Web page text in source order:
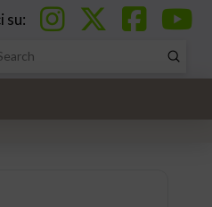
su:
Submit